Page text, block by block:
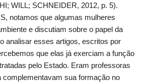
WILL; SCHNEIDER, 2012, p. 5).
notamos que algumas mulheres
e discutiam sobre o papel da
analisar esses artigos, escritos por
que elas já exerciam a função
pelo Estado. Eram professoras
complementavam sua formação no